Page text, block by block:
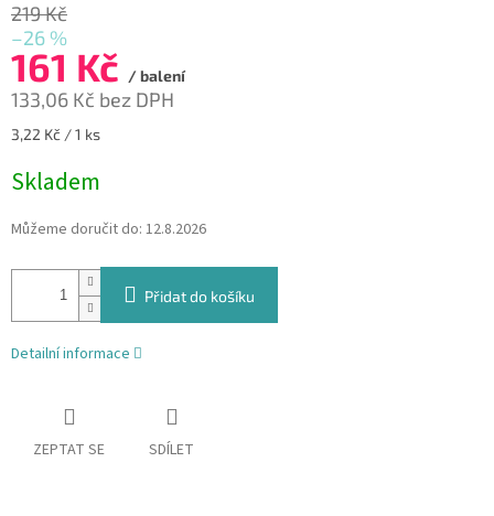
219 Kč
–26 %
161 Kč / balení
133,06 Kč bez DPH
Měrná
3,22 Kč / 1 ks
Skladem
Můžeme doručit do: 12.8.2026
Přidat do košíku
Detailní informace
ZEPTAT SE SDÍLET